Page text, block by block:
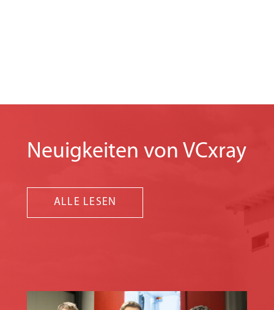
Neuigkeiten von VCxray
ALLE LESEN